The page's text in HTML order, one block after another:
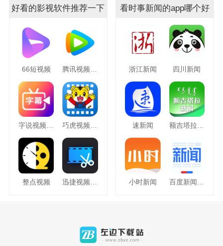
好看的影视软件推荐一下
66短视频
字说视频字幕动画 巧虎视频乐园
整点视频
看时事新闻的app哪个好
浙江新闻 四川新闻
速新闻 额吉塔拉新闻
小时新闻